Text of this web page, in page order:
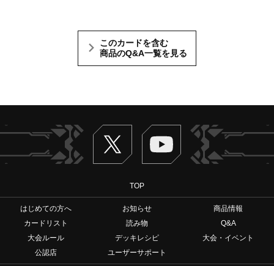
このカードを含む
商品のQ&A一覧を見る
Twitter ヴァンガードch
TOP
はじめての方へ お知らせ
商品情報
カードリスト
読み物
Q&A
大会ルール
デッキレシピ
大会・イベント
公認店
ユーザーサポート